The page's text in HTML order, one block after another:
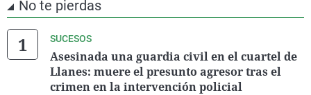
No te pierdas
SUCESOS
Asesinada una guardia civil en el cuartel de
Llanes: muere el presunto agresor tras el
crimen en la intervención policial